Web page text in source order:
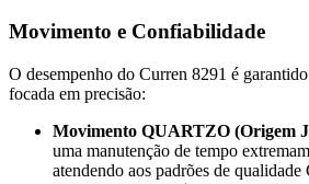
Movimento e Confiabilidade
O desempenho do Curren 8291 é
focada em precisão:
Movimento QUARTZO (Origem
uma manutenção de tempo
atendendo aos padrões de qualidade